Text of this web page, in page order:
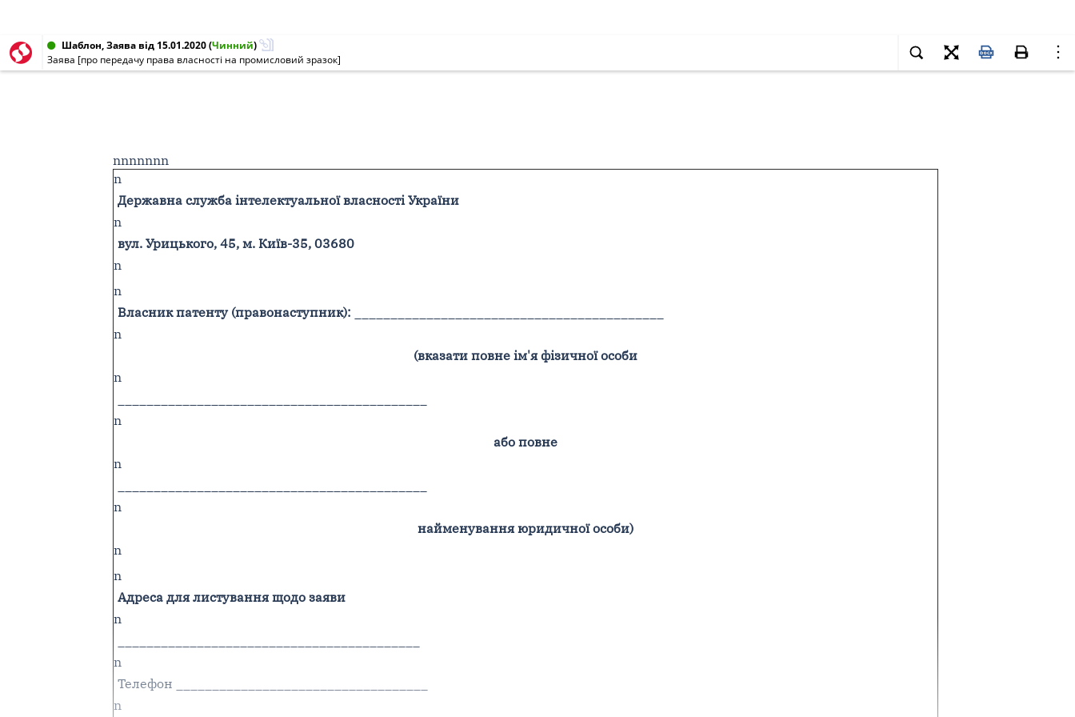
Шаблон, Заява від 15.01.2020(Чинний)
Заява [про передачу права власності на промисловий зразок]
nnnnnnn
n
Державна служба інтелектуальної власності України
n
вул. Урицького, 45, м. Київ-35, 03680
n
n
Власник патенту (правонаступник):
n
(вказати повне ім'я фізичної особи
n
n
або повне
n
n
найменування юридичної особи)
n
n
Адреса для листування щодо заяви
n
n
Телефон ___________________________________
n